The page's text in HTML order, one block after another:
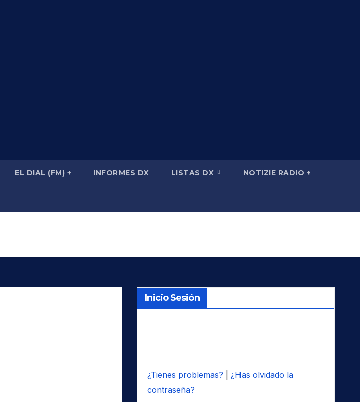
EL DIAL (FM) + INFORMES DX LISTAS DX NOTIZIE RADIO +
Inicio Sesión
¿Tienes problemas?
¿Has olvidado la
contraseña?